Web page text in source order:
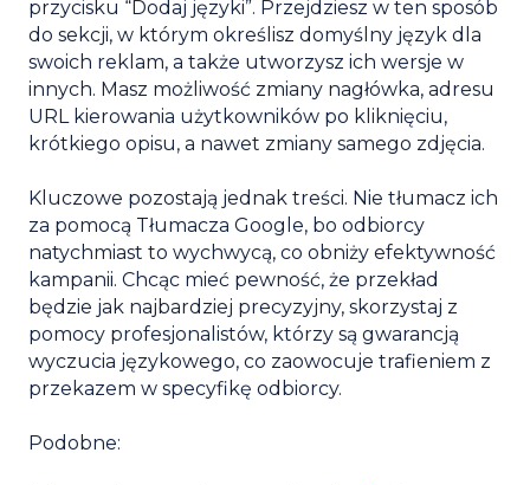
przycisku “Dodaj języki”. Przejdziesz w ten sposób
do sekcji, w którym określisz domyślny język dla
swoich reklam, a także utworzysz ich wersje w
innych. Masz możliwość zmiany nagłówka, adresu
URL kierowania użytkowników po kliknięciu,
krótkiego opisu, a nawet zmiany samego zdjęcia.
Kluczowe pozostają jednak treści. Nie tłumacz ich
za pomocą Tłumacza Google, bo odbiorcy
natychmiast to wychwycą, co obniży efektywność
kampanii. Chcąc mieć pewność, że przekład
będzie jak najbardziej precyzyjny, skorzystaj z
pomocy profesjonalistów, którzy są gwarancją
wyczucia językowego, co zaowocuje trafieniem z
przekazem w specyfikę odbiorcy.
Podobne: